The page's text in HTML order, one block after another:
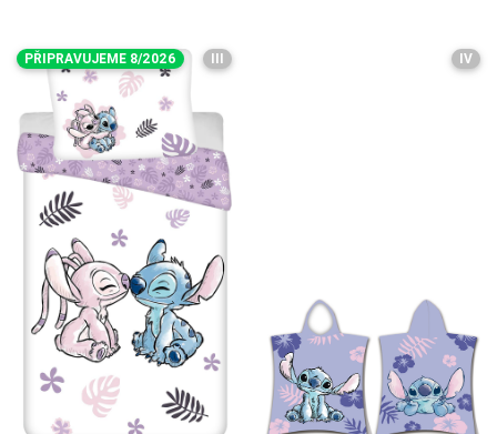
PŘIPRAVUJEME 8/2026 III IV